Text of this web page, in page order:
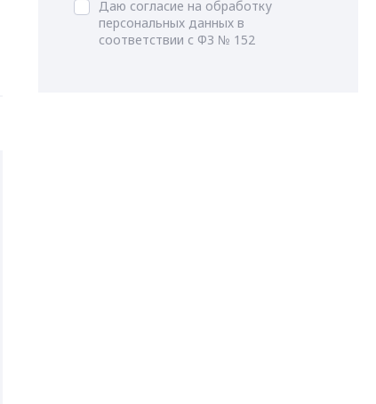
Даю согласие на обработку
персональных данных в
соответствии с ФЗ № 152